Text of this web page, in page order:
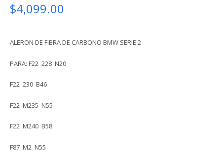
$4,099.00
ALERON DE FIBRA DE CARBONO BMW SERIE 2
PARA: F22 228 N20
F22 230 B46
F22 M235 N55
F22 M240 B58
F87 M2 N55